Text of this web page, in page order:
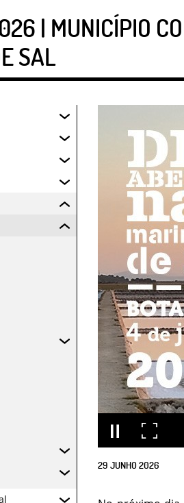
| MUNICÍPIO
SAL
29 JUNHO2026